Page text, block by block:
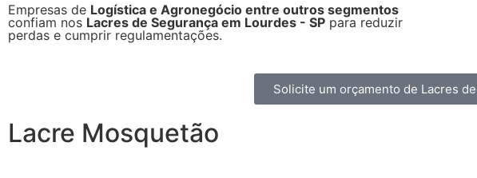
Empresas de Logística e Agronegócio entre outros segmentos
confiam nos Lacres de Segurança em Lourdes - SP para reduzir
perdas e cumprir regulamentações.
Solicite um orçamento de Lacres
Lacre Mosquetão